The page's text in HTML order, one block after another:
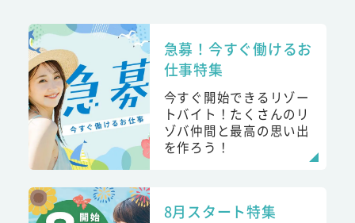
急募！今すぐ働けるお
仕事特集
今すぐ開始できるリゾー
トバイト！たくさんのリ
ゾバ仲間と最高の思い出
を作ろう！
8月スタート特集